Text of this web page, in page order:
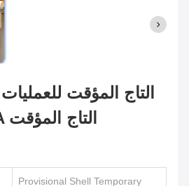
التاج المؤقت
الأسنان PMMA التاج المؤقت
Provisional Shell Temporary